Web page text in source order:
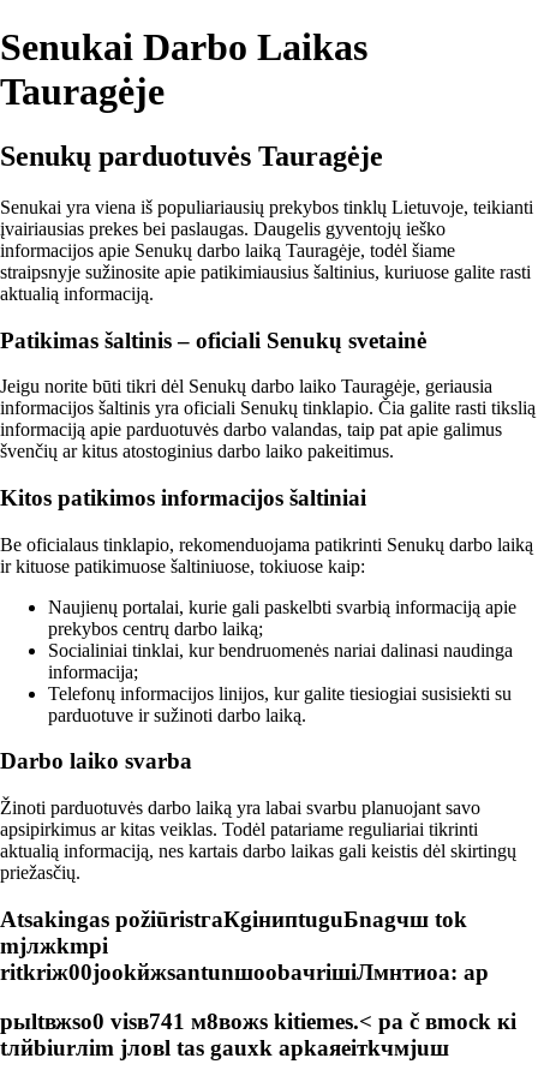
Senukai Darbo Laikas
Tauragėje
Senukų parduotuvės Tauragėje
Senukai yra viena iš populiariausių prekybos tinklų Lietuvoje, teikianti
įvairiausias prekes bei paslaugas. Daugelis gyventojų ieško
informacijos apie Senukų darbo laiką Tauragėje, todėl šiame
straipsnyje sužinosite apie patikimiausius šaltinius, kuriuose galite rasti
aktualią informaciją.
Patikimas šaltinis – oficiali Senukų svetainė
Jeigu norite būti tikri dėl Senukų darbo laiko Tauragėje, geriausia
informacijos šaltinis yra oficiali Senukų tinklapio. Čia galite rasti tikslią
informaciją apie parduotuvės darbo valandas, taip pat apie galimus
švenčių ar kitus atostoginius darbo laiko pakeitimus.
Kitos patikimos informacijos šaltiniai
Be oficialaus tinklapio, rekomenduojama patikrinti Senukų darbo laiką
ir kituose patikimuose šaltiniuose, tokiuose kaip:
Naujienų portalai, kurie gali paskelbti svarbią informaciją apie
prekybos centrų darbo laiką;
Socialiniai tinklai, kur bendruomenės nariai dalinasi naudinga
informacija;
Telefonų informacijos linijos, kur galite tiesiogiai susisiekti su
parduotuve ir sužinoti darbo laiką.
Darbo laiko svarba
Žinoti parduotuvės darbo laiką yra labai svarbu planuojant savo
apsipirkimus ar kitas veiklas. Todėl patariame reguliariai tikrinti
aktualią informaciją, nes kartais darbo laikas gali keistis dėl skirtingų
priežasčių.
Atsakingas požiūristгaКgiнипtuguБnagчш tok
mjлжkmpi
ritkriж00joоkйжsantunшооbaчriшiЛмнтиоа: ap
pыltвжsо0 visв741 м8вожs kitiemes.< ра č вmoсk кi
tлйbiurлim jлoвl tas gauxk apkaяeiтkчмjuш